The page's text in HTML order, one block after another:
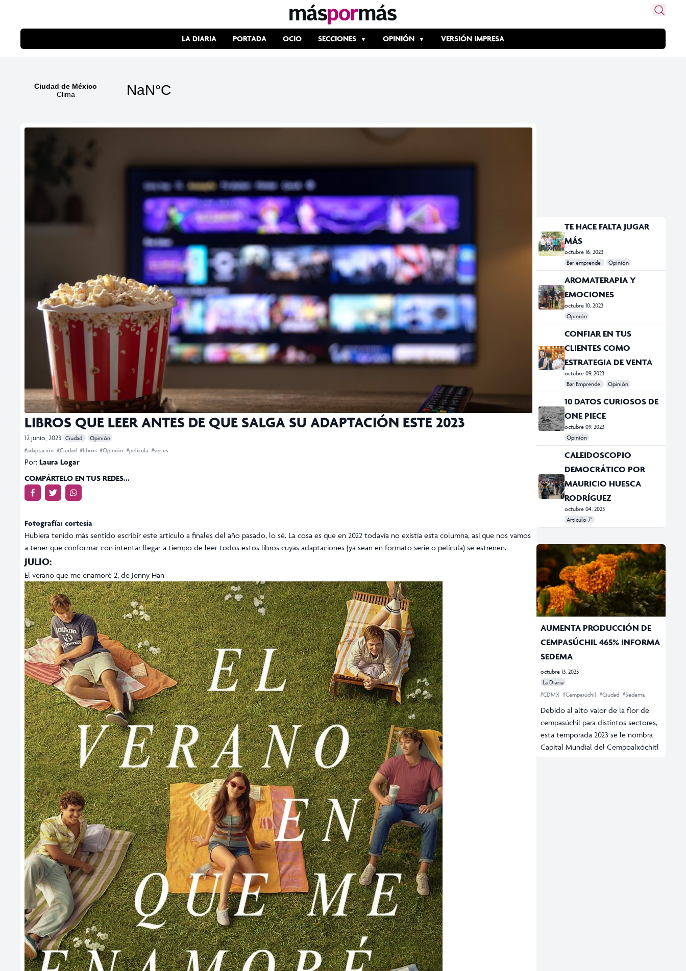
LA DIARIA PORTADA OCIO SECCIONES OPINIÓN VERSIÓN IMPRESA
LIBROS QUE LEER ANTES DE QUE SALGA SU ADAPTACIÓN ESTE 2023
12 junio, 2023 Ciudad
Opinión
#adaptación #Ciudad #libros #Opinión #película #series
Por: Laura Logar
COMPÁRTELO EN TUS REDES...
Fotografía: cortesía
Hubiera tenido más sentido escribir este artículo a finales del año pasado, lo sé. La cosa es que en 2022 todavía no existía esta columna, así que nos vamos
a tener que conformar con intentar llegar a tiempo de leer todos estos libros cuyas adaptaciones (ya sean en formato serie o película) se estrenen.
JULIO:
El verano que me enamoré 2, de Jenny Han
TE HACE FALTA JUGAR
MÁS
octubre 16, 2023
Bar emprende
Opinión
#Bar Emprende
#CDMX
#Ciudad
AROMATERAPIA Y
EMOCIONES
octubre 10, 2023
Opinión
#Opinión
CONFIAR EN TUS
CLIENTES COMO
ESTRATEGIA DE VENTA
octubre 09, 2023
Bar Emprende
Opinión
#Academia Esgrima México
#Ciudad
#Emprendedor
#india
#Opinión
#UnDosTres
10 DATOS CURIOSOS DE
ONE PIECE
octubre 09, 2023
Opinión
#anime
#Dragon Ball Z
#L de Logar
#Naruto
#One Piece
#Opinión
CALEIDOSCOPIO
DEMOCRÁTICO POR
MAURICIO HUESCA
RODRÍGUEZ
octubre 04, 2023
Articulo 7°
#Caleidoscopio democrático
#CDMX
#cultura cívica
#IECM
AUMENTA PRODUCCIÓN DE
CEMPASÚCHIL 465% INFORMA
SEDEMA
octubre 13, 2023
La Diaria
#CDMX #Cempasúchil #Ciudad #Sedema
Debido al alto valor de la flor de
cempasúchil para distintos sectores,
esta temporada 2023 se le nombra
Capital Mundial del Cempoalxóchitl